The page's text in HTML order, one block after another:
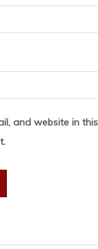
and website in